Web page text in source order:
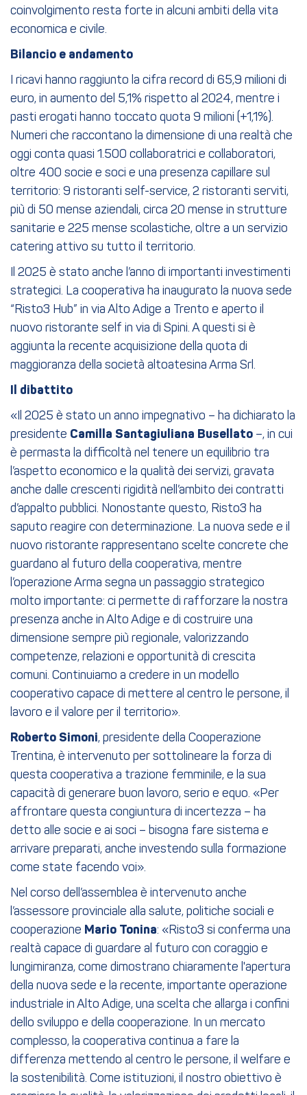
coinvolgimento resta forte in alcuni ambiti della vita
economica e civile.
Bilancio e andamento
I ricavi hanno raggiunto la cifra record di 65,9 milioni di
euro, in aumento del 5,1% rispetto al 2024, mentre i
pasti erogati hanno toccato quota 9 milioni (+1,1%).
Numeri che raccontano la dimensione di una realtà che
oggi conta quasi 1.500 collaboratrici e collaboratori,
oltre 400 socie e soci e una presenza capillare sul
territorio: 9 ristoranti self-service, 2 ristoranti serviti,
più di 50 mense aziendali, circa 20 mense in strutture
sanitarie e 225 mense scolastiche, oltre a un servizio
catering attivo su tutto il territorio.
Il 2025 è stato anche l’anno di importanti investimenti
strategici. La cooperativa ha inaugurato la nuova sede
“Risto3 Hub” in via Alto Adige a Trento e aperto il
nuovo ristorante self in via di Spini. A questi si è
aggiunta la recente acquisizione della quota di
maggioranza della società altoatesina Arma Srl.
Il dibattito
«Il 2025 è stato un anno impegnativo – ha dichiarato la
presidente Camilla Santagiuliana Busellato –, in cui
è permasta la difficoltà nel tenere un equilibrio tra
l’aspetto economico e la qualità dei servizi, gravata
anche dalle crescenti rigidità nell’ambito dei contratti
d’appalto pubblici. Nonostante questo, Risto3 ha
saputo reagire con determinazione. La nuova sede e il
nuovo ristorante rappresentano scelte concrete che
guardano al futuro della cooperativa, mentre
l’operazione Arma segna un passaggio strategico
molto importante: ci permette di rafforzare la nostra
presenza anche in Alto Adige e di costruire una
dimensione sempre più regionale, valorizzando
competenze, relazioni e opportunità di crescita
comuni. Continuiamo a credere in un modello
cooperativo capace di mettere al centro le persone, il
lavoro e il valore per il territorio».
Roberto Simoni, presidente della Cooperazione
Trentina, è intervenuto per sottolineare la forza di
questa cooperativa a trazione femminile, e la sua
capacità di generare buon lavoro, serio e equo. «Per
affrontare questa congiuntura di incertezza – ha
detto alle socie e ai soci – bisogna fare sistema e
arrivare preparati, anche investendo sulla formazione
come state facendo voi».
Nel corso dell’assemblea è intervenuto anche
l’assessore provinciale alla salute, politiche sociali e
cooperazione Mario Tonina: «Risto3 si conferma una
realtà capace di guardare al futuro con coraggio e
lungimiranza, come dimostrano chiaramente l'apertura
della nuova sede e la recente, importante operazione
industriale in Alto Adige, una scelta che allarga i confini
dello sviluppo e della cooperazione. In un mercato
complesso, la cooperativa continua a fare la
differenza mettendo al centro le persone, il welfare e
la sostenibilità. Come istituzioni, il nostro obiettivo è